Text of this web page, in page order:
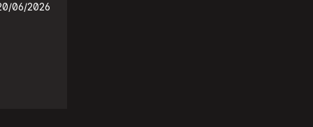
06/2026